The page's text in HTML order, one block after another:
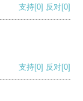
支持[0] 反对[0]
支持[0] 反对[0]